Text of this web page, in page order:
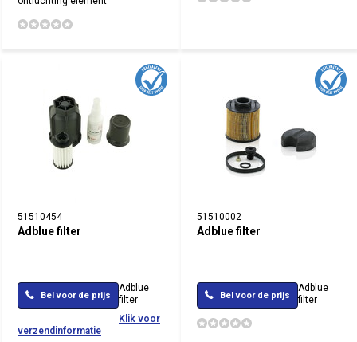
51510454
Adblue filter
Bel voor de prijs
Adblue
filter
Klik voor
verzendinformatie
51510002
Adblue filter
Bel voor de prijs
Adblue
filter